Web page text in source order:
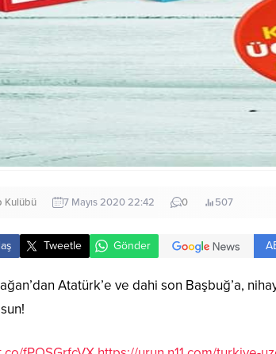
Kulübü 7 Mayıs 2020 22:42 0 507
Tweetle Gönder
Atatürk’e ve dahi son Başbuğ’a,